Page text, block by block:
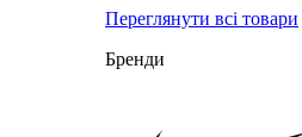
Переглянути всі товари
Бренди